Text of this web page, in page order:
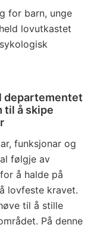
for barn, unge
lovutkastet
departementet
til å skipe
funksjonar og
følgje av
å halde på
lovfeste kravet.
til å stille
På denne